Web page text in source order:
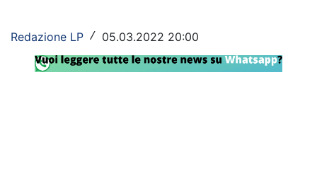
Rassegna Lazio
Social
Redazione LP / 05.03.2022 20:00